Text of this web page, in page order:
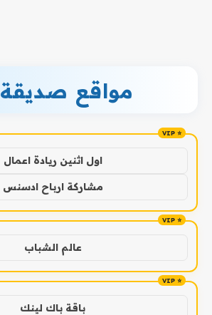
مواقع صديقة
اول اثنين ريادة اعمال
مشاركة ارباح ادسنس
عالم الشباب
باقة باك لينك